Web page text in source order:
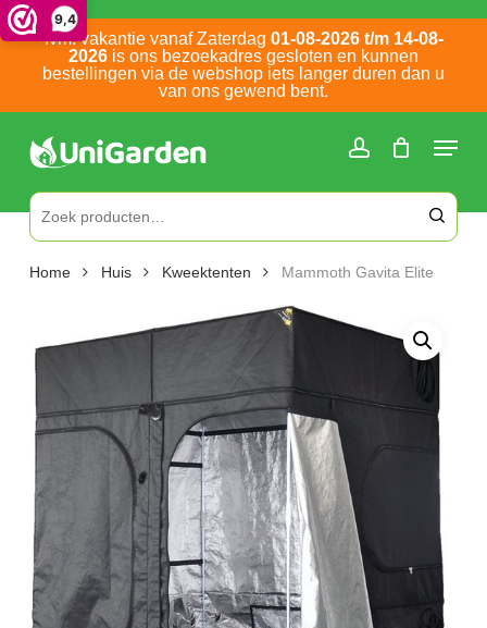
9,4
Skip
to
Ivm. vakantie vanaf Zaterdag 01-08-2026 t/m 14-08-
2026 is ons bezoekadres gesloten en kunnen
bestellingen via de webshop iets langer duren dan u
van ons gewend bent.
Home Huis Kweektenten Mammoth Gavita Elite